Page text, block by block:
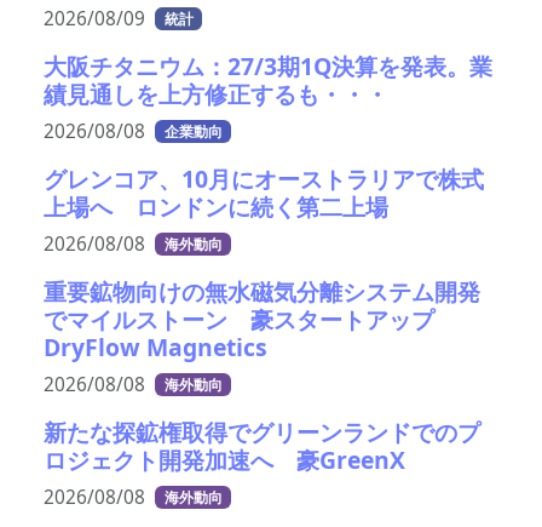
2026/08/09 統計
大阪チタニウム：27/3期1Q決算を発表。業
績見通しを上方修正するも・・・
2026/08/08 企業動向
グレンコア、10月にオーストラリアで株式
上場へ ロンドンに続く第二上場
2026/08/08 海外動向
重要鉱物向けの無水磁気分離システム開発
でマイルストーン 豪スタートアップ
DryFlow Magnetics
2026/08/08 海外動向
新たな探鉱権取得でグリーンランドでのプ
ロジェクト開発加速へ 豪GreenX
2026/08/08 海外動向